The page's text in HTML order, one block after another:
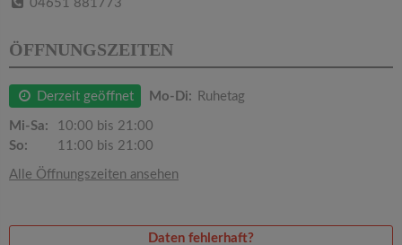
04651 881773
ÖFFNUNGSZEITEN
Derzeit geöffnet Mo-Di: Ruhetag
Mi-Sa:
10:00 bis 21:00
So:
11:00 bis 21:00
Alle Öffnungszeiten ansehen
Daten fehlerhaft?
i
o